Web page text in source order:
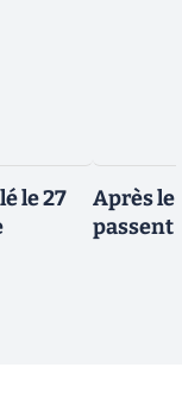
le 27
Après le
passent